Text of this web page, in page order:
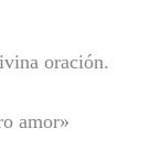
oración.
amor»